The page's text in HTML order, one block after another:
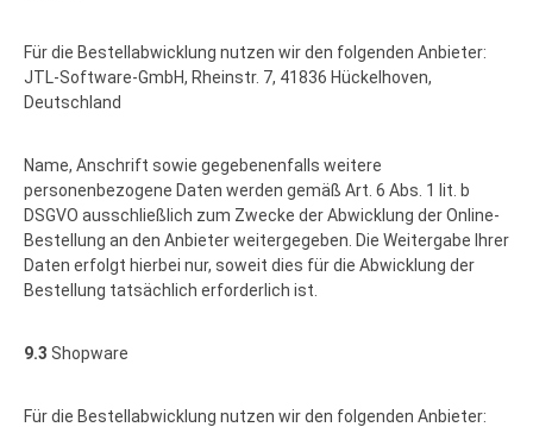
Für die Bestellabwicklung nutzen wir den folgenden Anbieter:
JTL-Software-GmbH, Rheinstr. 7, 41836 Hückelhoven,
Deutschland
Name, Anschrift sowie gegebenenfalls weitere
personenbezogene Daten werden gemäß Art. 6 Abs. 1 lit. b
DSGVO ausschließlich zum Zwecke der Abwicklung der Online-
Bestellung an den Anbieter weitergegeben. Die Weitergabe Ihrer
Daten erfolgt hierbei nur, soweit dies für die Abwicklung der
Bestellung tatsächlich erforderlich ist.
9.3 Shopware
Für die Bestellabwicklung nutzen wir den folgenden Anbieter: